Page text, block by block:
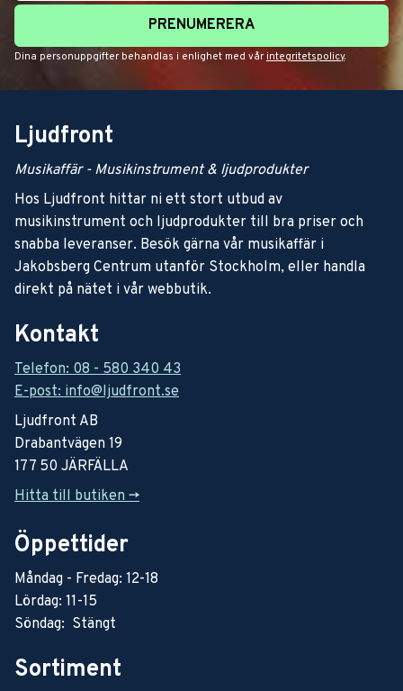
PRENUMERERA
Dina personuppgifter behandlas i enlighet med vår integritetspolicy.
Ljudfront
Musikaffär - Musikinstrument & ljudprodukter
Hos Ljudfront hittar ni ett stort utbud av
musikinstrument och ljudprodukter till bra priser och
snabba leveranser. Besök gärna vår musikaffär i
Jakobsberg Centrum utanför Stockholm, eller handla
direkt på nätet i vår webbutik.
Kontakt
Telefon: 08 - 580 340 43
E-post: info@ljudfront.se
Ljudfront AB
Drabantvägen 19
177 50 JÄRFÄLLA
Hitta till butiken ->
Öppettider
Måndag - Fredag: 12-18
Lördag: 11-15
Söndag: Stängt
Sortiment